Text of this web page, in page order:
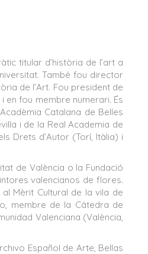
titular d’història de l’art a
També fou director
de l’Art. Fou president de
en fou membre numerari. És
Catalana de Belles
i de la Real Academia de
Drets d’Autor (Torí, Itàlia) i
de València o la Fundació
valencianos de flores.
al Mèrit Cultural de la vila de
membre de la Cátedra de
Valenciana (València,
Español de Arte, Bellas